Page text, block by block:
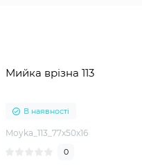
Мийка врізна 113
В наявності
Moyka_113_77x50x16
0